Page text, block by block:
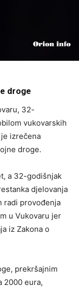
droge
32-
vukovarskih
izrečena
droge.
a 32-godišnjak
djelovanja
radi provođenja
u Vukovaru jer
iz Zakona o
prekršajnim
2000 eura,